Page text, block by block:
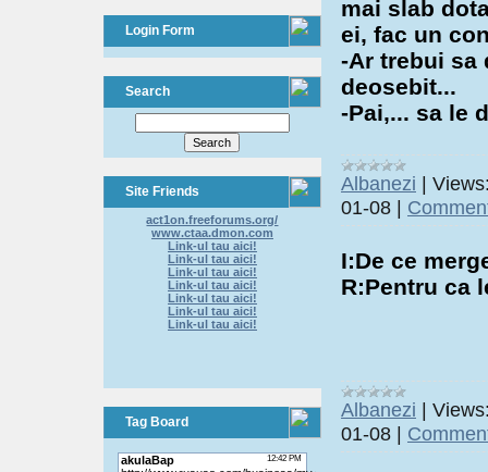
Login Form
Search
Site Friends
act1on.freeforums.org/
www.ctaa.dmon.com
Link-ul tau aici!
Link-ul tau aici!
Link-ul tau aici!
Link-ul tau aici!
Link-ul tau aici!
Link-ul tau aici!
Link-ul tau aici!
Tag Board
mai slab
ei, fac un
-Ar trebui sa
deosebit...
-Pai,... sa le
Albanezi |
01-08 |
I:De ce
R:Pentru ca
Albanezi |
01-08 |